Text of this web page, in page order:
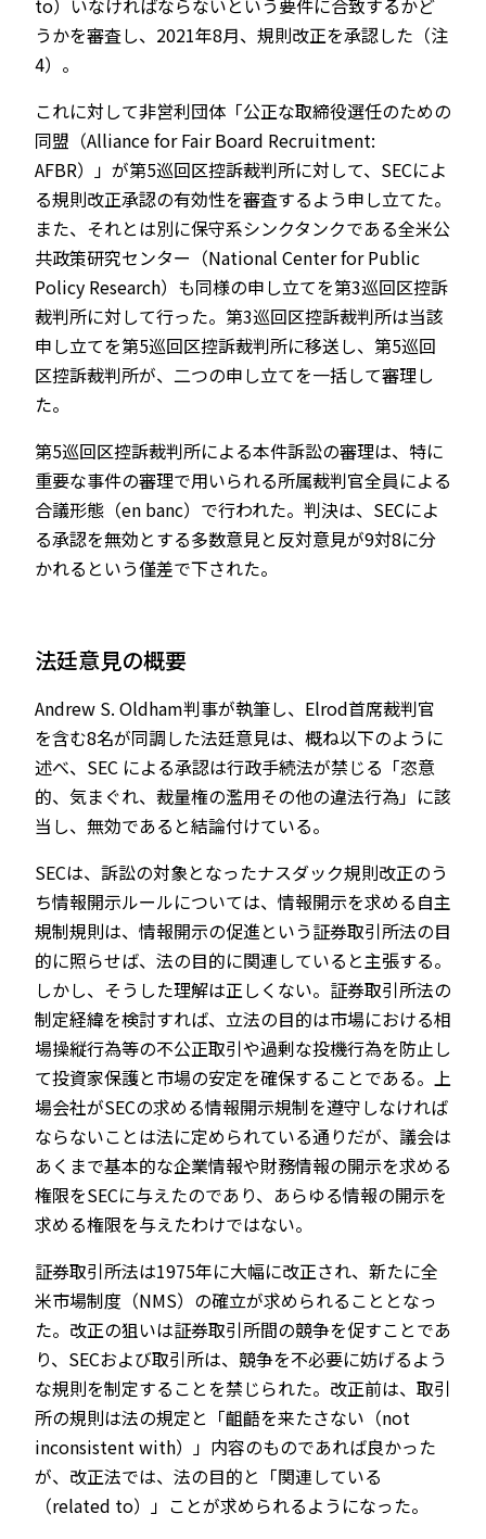
to）いなければならないという要件に合致するかど
うかを審査し、2021年8月、規則改正を承認した（注
4）。
これに対して非営利団体「公正な取締役選任のための
同盟（Alliance for Fair Board Recruitment:
AFBR）」が第5巡回区控訴裁判所に対して、SECによ
る規則改正承認の有効性を審査するよう申し立てた。
また、それとは別に保守系シンクタンクである全米公
共政策研究センター（National Center for Public
Policy Research）も同様の申し立てを第3巡回区控訴
裁判所に対して行った。第3巡回区控訴裁判所は当該
申し立てを第5巡回区控訴裁判所に移送し、第5巡回
区控訴裁判所が、二つの申し立てを一括して審理し
た。
第5巡回区控訴裁判所による本件訴訟の審理は、特に
重要な事件の審理で用いられる所属裁判官全員による
合議形態（en banc）で行われた。判決は、SECによ
る承認を無効とする多数意見と反対意見が9対8に分
かれるという僅差で下された。
法廷意見の概要
Andrew S. Oldham判事が執筆し、Elrod首席裁判官
を含む8名が同調した法廷意見は、概ね以下のように
述べ、SEC による承認は行政手続法が禁じる「恣意
的、気まぐれ、裁量権の濫用その他の違法行為」に該
当し、無効であると結論付けている。
SECは、訴訟の対象となったナスダック規則改正のう
ち情報開示ルールについては、情報開示を求める自主
規制規則は、情報開示の促進という証券取引所法の目
的に照らせば、法の目的に関連していると主張する。
しかし、そうした理解は正しくない。証券取引所法の
制定経緯を検討すれば、立法の目的は市場における相
場操縦行為等の不公正取引や過剰な投機行為を防止し
て投資家保護と市場の安定を確保することである。上
場会社がSECの求める情報開示規制を遵守しなければ
ならないことは法に定められている通りだが、議会は
あくまで基本的な企業情報や財務情報の開示を求める
権限をSECに与えたのであり、あらゆる情報の開示を
求める権限を与えたわけではない。
証券取引所法は1975年に大幅に改正され、新たに全
米市場制度（NMS）の確立が求められることとなっ
た。改正の狙いは証券取引所間の競争を促すことであ
り、SECおよび取引所は、競争を不必要に妨げるよう
な規則を制定することを禁じられた。改正前は、取引
所の規則は法の規定と「齟齬を来たさない（not
inconsistent with）」内容のものであれば良かった
が、改正法では、法の目的と「関連している
（related to）」ことが求められるようになった。